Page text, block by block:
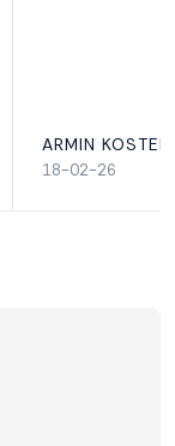
ARMIN KOSTER
18-02-26